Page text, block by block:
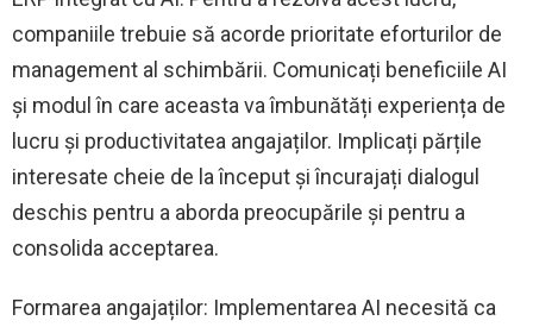
companiile trebuie să acorde prioritate eforturilor de
management al schimbării. Comunicați beneficiile AI
și modul în care aceasta va îmbunătăți experiența de
lucru și productivitatea angajaților. Implicați părțile
interesate cheie de la început și încurajați dialogul
deschis pentru a aborda preocupările și pentru a
consolida acceptarea.
Formarea angajaților: Implementarea AI necesită ca